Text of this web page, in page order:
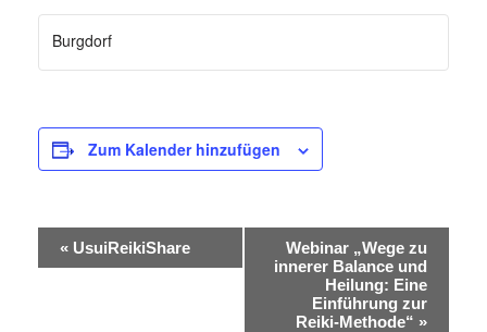
Burgdorf
Zum Kalender hinzufügen
Veranstaltung-
« UsuiReikiShare
Webinar „Wege zu
innerer Balance und
Heilung: Eine
Einführung zur
Reiki-Methode“ »